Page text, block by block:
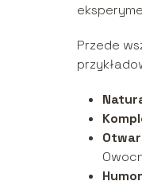
Przede